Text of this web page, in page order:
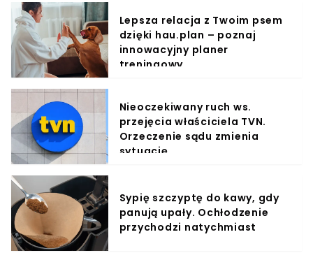
Lepsza relacja z Twoim psem
dzięki hau.plan – poznaj
innowacyjny planer
treningowy
Nieoczekiwany ruch ws.
przejęcia właściciela TVN.
Orzeczenie sądu zmienia
sytuację
Sypię szczyptę do kawy, gdy
panują upały. Ochłodzenie
przychodzi natychmiast